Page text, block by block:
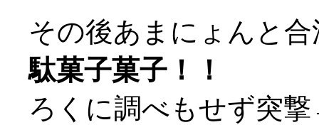
その後あまにょんと
駄菓子菓子！！
ろくに調べもせず突